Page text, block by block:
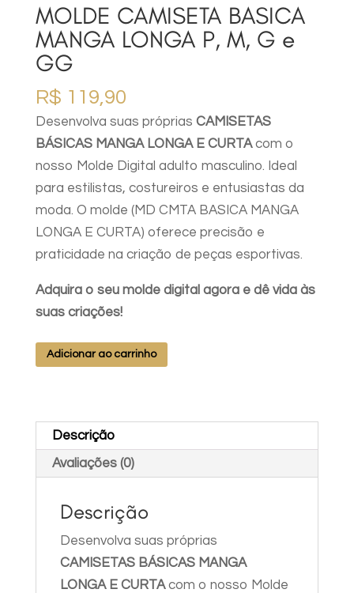
MOLDE CAMISETA BASICA
MANGA LONGA P, M, G e
GG
R$ 119,90
Desenvolva suas próprias CAMISETAS
BÁSICAS MANGA LONGA E CURTAcom o
nosso Molde Digital adulto masculino. Ideal
para estilistas, costureiros e entusiastas da
moda. O molde (MD CMTA BASICA MANGA
LONGA E CURTA) oferece precisão e
praticidade na criação de peças esportivas.
Adquira o seu molde digital agora e dê vida às
suas criações!
MOLDE
MANGA
LONGA
Adicionar ao carrinho
Descrição
Avaliações (0)
Descrição
Desenvolva suas próprias
CAMISETAS BÁSICAS MANGA
LONGA E CURTAcom o nosso Molde